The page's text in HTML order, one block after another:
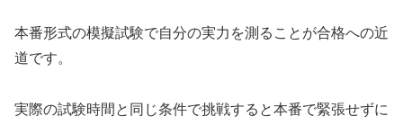
本番形式の模擬試験で自分の実力を測ることが合格への近
道です。
実際の試験時間と同じ条件で挑戦すると本番で緊張せずに